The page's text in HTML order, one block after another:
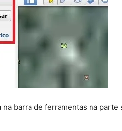
na barra de ferramentas na parte